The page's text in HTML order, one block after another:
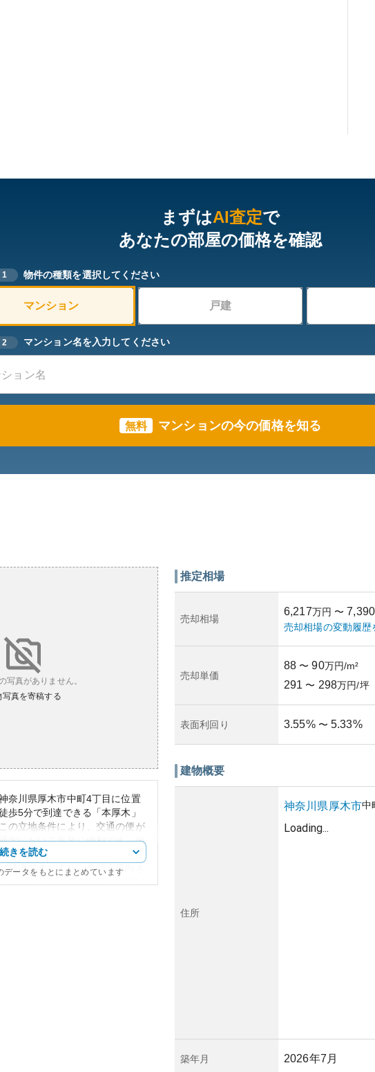
まずはAI査定で
あなたの部屋の価格を確認
1 物件の種類を選択してください
マンション 戸建
2 マンション名を入力してください
無料 マンションの今の価格を知る
写真がありません。
写真を寄稿する
奈川県厚木市中町4丁目に位置
歩5分で到達できる「本厚木」
の立地条件により、交通の便が
学において非常に便利です。周
設や飲食店が数多く存在し、生
特徴です。また、全邸南東向き
続きを読む
ータをもとにまとめています
推定相場
売却相場
6,217万円 〜 7,390
売却相場の変動履歴
売却単価
88 〜 90万円/m²
291 〜 298万円/坪
表面利回り 3.55% 〜 5.33%
建物概要
住所
神奈川県 厚木市中
Loading...
築年月 2026年7月